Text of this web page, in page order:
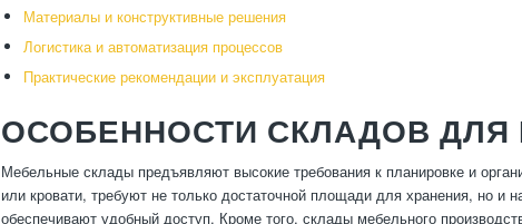
Материалы и конструктивные решения
Логистика и автоматизация процессов
Практические рекомендации и эксплуатация
ОСОБЕННОСТИ СКЛАДОВ
Мебельные склады предъявляют высокие требования к планировке и
или кровати, требуют не только достаточной площади для хранения, но
обеспечивают удобный доступ. Кроме того, склады мебельного